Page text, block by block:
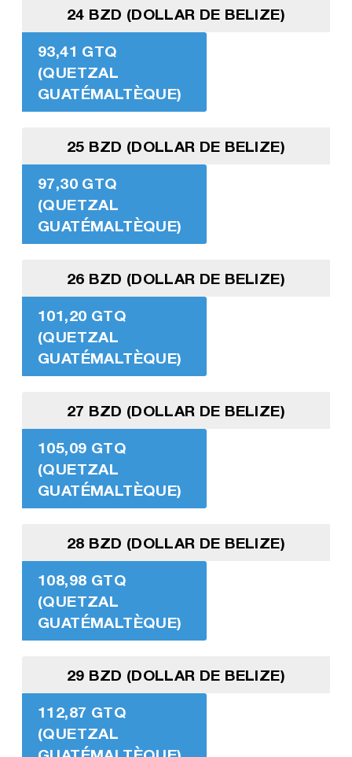
24 BZD (DOLLAR DE BELIZE)
93,41 GTQ
(QUETZAL
GUATÉMALTÈQUE)
25 BZD (DOLLAR DE BELIZE)
97,30 GTQ
(QUETZAL
GUATÉMALTÈQUE)
26 BZD (DOLLAR DE BELIZE)
101,20 GTQ
(QUETZAL
GUATÉMALTÈQUE)
27 BZD (DOLLAR DE BELIZE)
105,09 GTQ
(QUETZAL
GUATÉMALTÈQUE)
28 BZD (DOLLAR DE BELIZE)
108,98 GTQ
(QUETZAL
GUATÉMALTÈQUE)
29 BZD (DOLLAR DE BELIZE)
112,87 GTQ
(QUETZAL